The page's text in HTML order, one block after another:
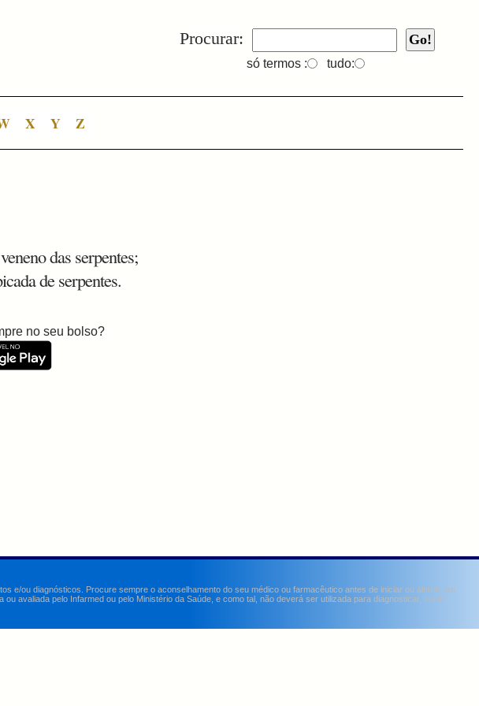
Procurar:
só termos : tudo:
X Y Z
das serpentes;
de serpentes.
no seu bolso?
e/ou diagnósticos. Procure sempre o aconselhamento do seu médico ou farmacêutico antes de iniciar ou alterar um
avaliada pelo Infarmed ou pelo Ministério da Saúde, e como tal, não deverá ser utilizada para diagnosticar, curar,